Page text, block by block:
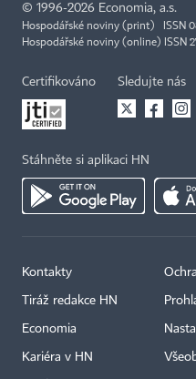
© 1996-2026 Economia, a.s.
Hospodářské noviny (print) ISSN
Hospodářské noviny (online) ISSN
Certifikováno Sledujte nás
Stáhněte si aplikaci HN
Kontakty
Tiráž redakce HN
Economia
Kariéra v HN